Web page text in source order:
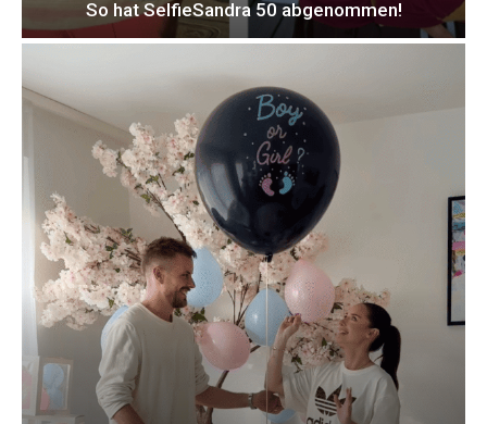
So hat SelfieSandra 50 abgenommen!